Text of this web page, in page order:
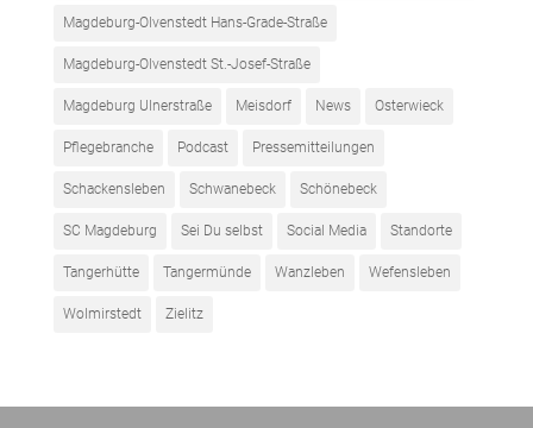
Magdeburg-Olvenstedt Hans-Grade-Straße
Magdeburg-Olvenstedt St.-Josef-Straße
Magdeburg Ulnerstraße Meisdorf News Osterwieck
Pflegebranche Podcast Pressemitteilungen
Schackensleben Schwanebeck Schönebeck
SC Magdeburg Sei Du selbst Social Media Standorte
Tangerhütte Tangermünde Wanzleben Wefensleben
Wolmirstedt Zielitz